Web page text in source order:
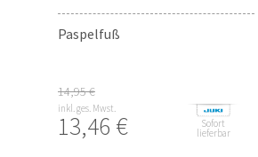
Paspelfuß
14,95 €
inkl. ges. Mwst.
13,46 € Sofort
lieferbar